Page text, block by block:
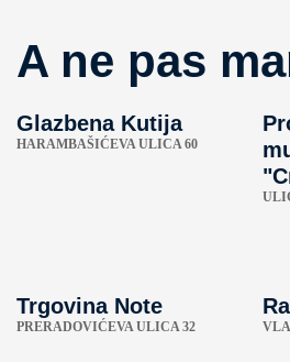
A ne pas
Glazbena Kutija
HARAMBAŠIĆEVA ULICA 60
Trgovina Note
PRERADOVIĆEVA ULICA 32